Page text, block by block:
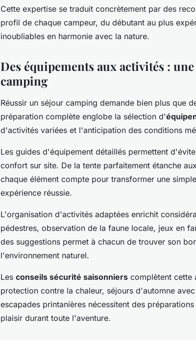
Cette expertise se traduit concrètement par des
profil de chaque campeur, du débutant au plus
inoubliables en harmonie avec la nature.
Des équipements aux activités :
camping
Réussir un séjour camping demande bien plus que
préparation complète englobe la sélection d'
d'activités variées et l'anticipation des conditions
Les guides d'équipement détaillés permettent
confort sur site. De la tente parfaitement étanche
chaque élément compte pour transformer une
expérience réussie.
L'organisation d'activités adaptées enrichit
pédestres, observation de la faune locale, jeux en
des suggestions permet à chacun de trouver son
l'environnement naturel.
Les conseils sécurité saisonniers complètent cette
protection contre la chaleur, séjours d'automne
escapades printanières nécessitent des
plaisir durant toute l'aventure.